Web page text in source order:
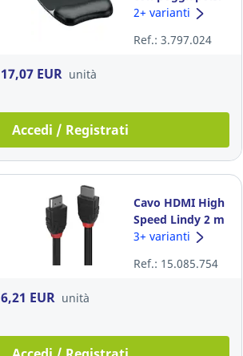
Fellowes Crystal
2+ varianti
Ref.: 3.797.024
17,07 EUR unità
Accedi / Registrati
Cavo HDMI High
Speed Lindy 2 m
nero
3+ varianti
Ref.: 15.085.754
6,21 EUR unità